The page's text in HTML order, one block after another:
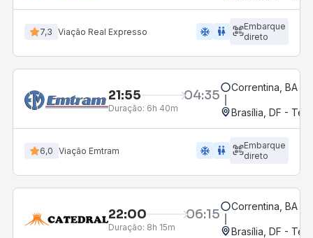
7,3 Viação Real Expresso ac_unit wc
Embarque
direto
21:55 04:35
Duração: 6h 40m
Correntina, BA -
Brasília, DF -
6,0 Viação Emtram ac_unit wc
Embarque
direto
22:00 06:15
Duração: 8h 15m
Correntina, BA -
Brasília, DF -